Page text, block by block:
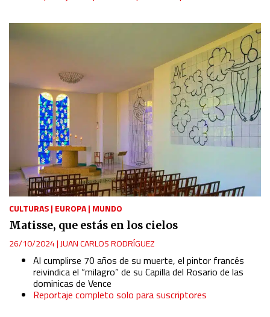
CULTURAS| EUROPA| MUNDO
Matisse, que estás en los cielos
26/10/2024| JUAN CARLOS RODRÍGUEZ
Al cumplirse 70 años de su muerte, el pintor francés
reivindica el “milagro” de su Capilla del Rosario de las
dominicas de Vence
Reportaje completo solo para suscriptores